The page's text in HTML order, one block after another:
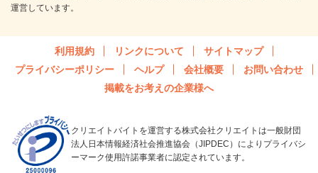
運営しています。
利用規約 リンクについて
サイトマップ
プライバシーポリシー
ヘルプ 会社概要
お問い合わせ
掲載をお考えの企業様へ
クリエイトバイトを運営する株式会社クリエイトは一般財団
法人日本情報経済社会推進協会（JIPDEC）によりプライバシ
ーマーク使用許諾事業者に認定されています。